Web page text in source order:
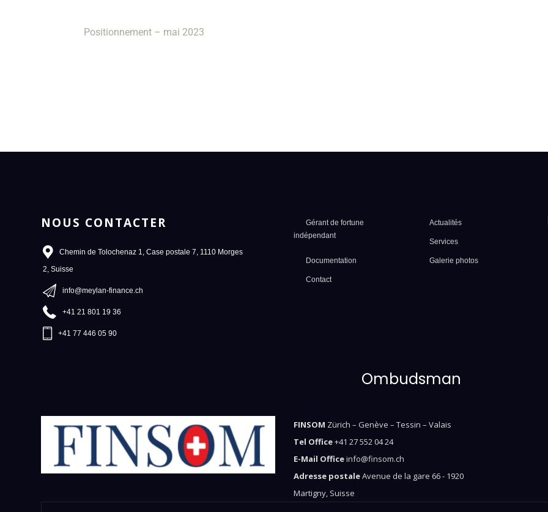
Positionnement – mai 2023
NOUS CONTACTER
Chemin de Tolochenaz 1, Case postale 7, 1110 Morges
2, Suisse
info@meylan-finance.ch
+41 21 801 19 36
+41 77 446 05 90
Gérant de fortune
indépendant
Actualités
Services
Documentation Galerie photos
Contact
Ombudsman
FINSOM Zürich – Genève – Tessin – Valais
Tel Office+41 27 552 04 24
E-Mail Officeinfo@finsom.ch
Adresse postaleAvenue de la gare 66 - 1920
Martigny, Suisse